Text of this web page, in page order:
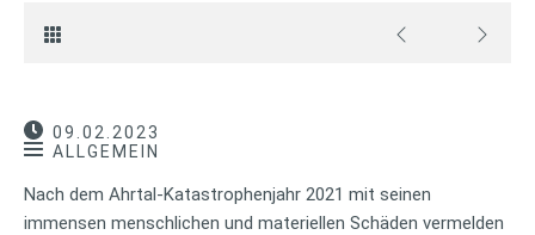
09.02.2023
ALLGEMEIN
Nach dem Ahrtal-Katastrophenjahr 2021 mit seinen
immensen menschlichen und materiellen Schäden vermelden